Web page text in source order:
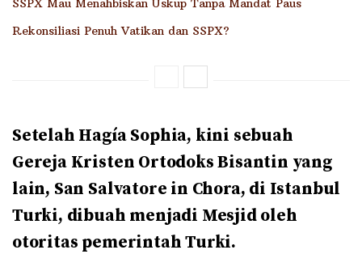
SSPX Mau Menahbiskan Uskup Tanpa Mandat Paus
Rekonsiliasi Penuh Vatikan dan SSPX?
Setelah Hagía Sophia, kini sebuah
Gereja Kristen Ortodoks Bisantin yang
lain, San Salvatore in Chora, di Istanbul
Turki, dibuah menjadi Mesjid oleh
otoritas pemerintah Turki.